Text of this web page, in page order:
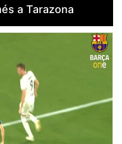
a Tarazona